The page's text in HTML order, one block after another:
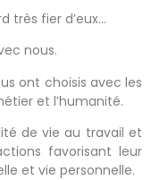
très fier d’eux…
nous.
ont choisis avec les
et l’humanité.
de vie au travail et
favorisant leur
et vie personnelle.